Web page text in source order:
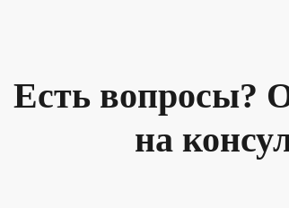
Есть вопросы?
на